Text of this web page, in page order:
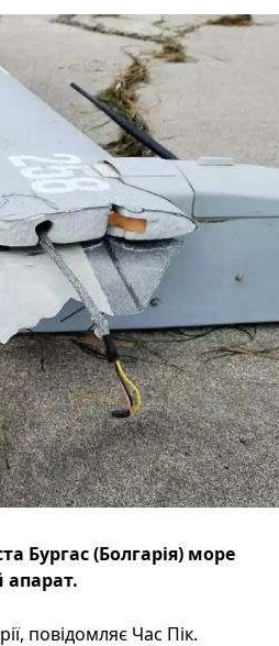
Бургас (Болгарія) море
апарат.
повідомляє Час Пік.